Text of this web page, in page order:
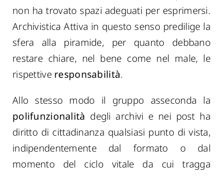
non ha trovato spazi adeguati per esprimersi.
Archivistica Attiva in questo senso predilige la
sfera alla piramide, per quanto debbano
restare chiare, nel bene come nel male, le
rispettive responsabilità.
Allo stesso modo il gruppo asseconda la
polifunzionalità degli archivi e nei post ha
diritto di cittadinanza qualsiasi punto di vista,
indipendentemente dal formato o dal
momento del ciclo vitale da cui tragga